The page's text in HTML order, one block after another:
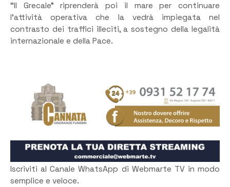
“Il Grecale” riprenderà poi il mare per continuare
l’attività operativa che la vedrà impiegata nel
contrasto dei traffici illeciti, a sostegno della legalità
internazionale e della Pace.
Iscriviti al Canale WhatsApp di Webmarte TV in modo
semplice e veloce.